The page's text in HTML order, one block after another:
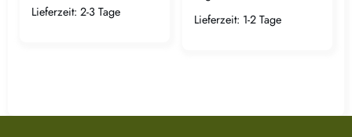
Lieferzeit: 2-3 Tage
Lieferzeit: 1-2 Tage